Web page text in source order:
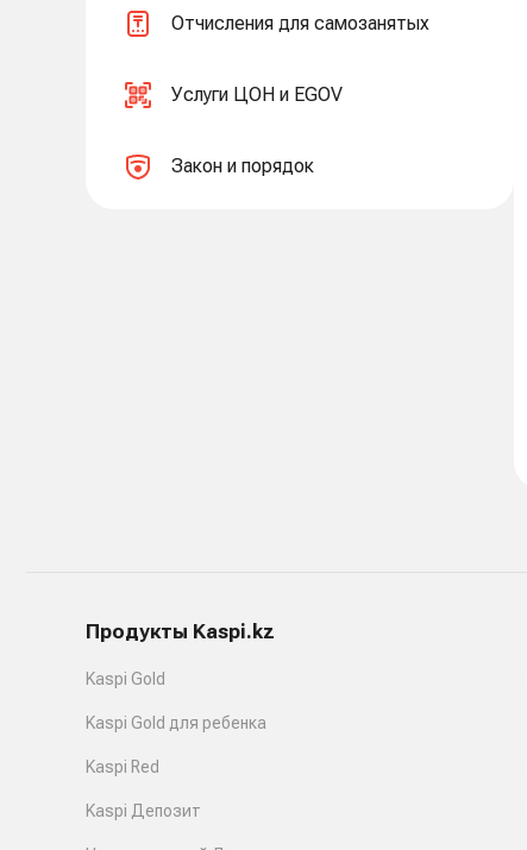
Отчисления для самозанятых
Услуги ЦОН и EGOV
Закон и порядок
Продукты Kaspi.kz
Kaspi Gold
Kaspi Gold для ребенка
Kaspi Red
Kaspi Депозит